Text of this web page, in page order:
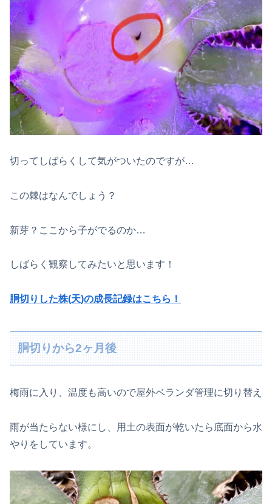
切ってしばらくして気がついたのですが…
この棘はなんでしょう？
新芽？ここから子がでるのか…
しばらく観察してみたいと思います！
胴切りした株(天)の成長記録はこちら！
胴切りから2ヶ月後
梅雨に入り、温度も高いので屋外ベランダ管理に切り替え
雨が当たらない様にし、用土の表面が乾いたら底面から水
やりをしています。